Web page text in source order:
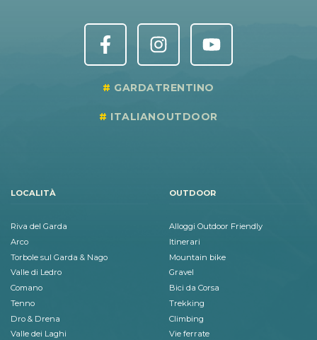
GARDATRENTINO
ITALIANOUTDOOR
LOCALITÀ
Riva del Garda
Arco
Torbole sul Garda & Nago
Valle di Ledro
Comano
Tenno
Dro & Drena
Valle dei Laghi
OUTDOOR
Alloggi Outdoor Friendly
Itinerari
Mountain bike
Gravel
Bici da Corsa
Trekking
Climbing
Vie ferrate